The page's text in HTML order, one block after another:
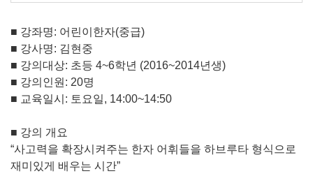
■ 강좌명: 어린이한자(중급)
■ 강사명: 김현중
■ 강의대상: 초등 4~6학년 (2016~2014년생)
■ 강의인원 : 20명
■ 교육일시 : 토요일, 14:00~14:50
■ 강의 개요
“사고력을 확장시켜주는 한자 어휘들을 하브루타 형식으로
재미있게 배우는 시간”